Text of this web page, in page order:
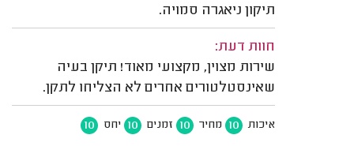
תיקון ניאגרה סמויה.
חוות דעת:
שירות מצוין, מקצועי מאוד! תיקן בעיה
שאינסטלטורים אחרים לא הצליחו לתקן.
איכות 10 מחיר 10 זמנים 10 יחס 10